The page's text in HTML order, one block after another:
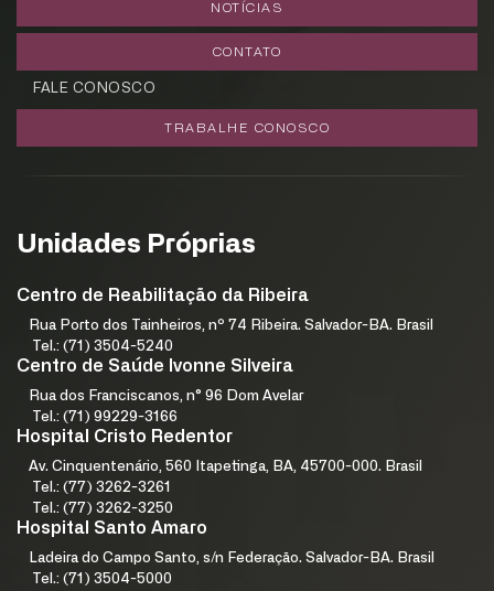
NOTÍCIAS
CONTATO
FALE CONOSCO
TRABALHE CONOSCO
Unidades Próprias
Centro de Reabilitação da Ribeira
Rua Porto dos Tainheiros, nº 74 Ribeira. Salvador-BA. Brasil
Tel.: (71) 3504-5240
Centro de Saúde Ivonne Silveira
Rua dos Franciscanos, n° 96 Dom Avelar
Tel.: (71) 99229-3166
Hospital Cristo Redentor
Av. Cinquentenário, 560 Itapetinga, BA, 45700-000. Brasil
Tel.: (77) 3262-3261
Tel.: (77) 3262-3250
Hospital Santo Amaro
Ladeira do Campo Santo, s/n Federação. Salvador-BA. Brasil
Tel.: (71) 3504-5000